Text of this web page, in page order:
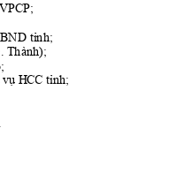
tỉnh;
Thành);
vụ HCC tỉnh;